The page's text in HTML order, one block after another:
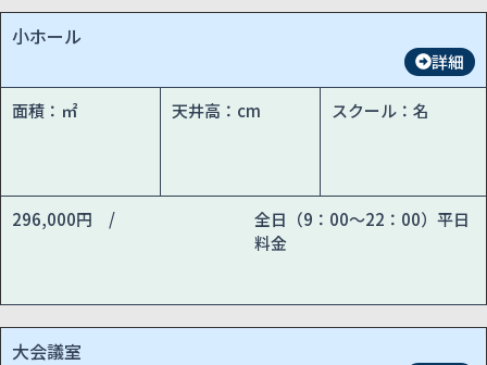
小ホール
詳細
面積：㎡ 天井高：cm スクール：名
296,000円 /
全日（9：00～22：00）平日
料金
大会議室